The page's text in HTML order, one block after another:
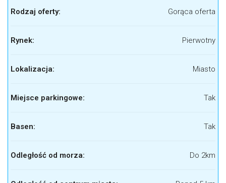
Rodzaj oferty: Gorąca oferta
Rynek: Pierwotny
Lokalizacja: Miasto
Miejsce parkingowe: Tak
Basen: Tak
Odległość od morza: Do 2km